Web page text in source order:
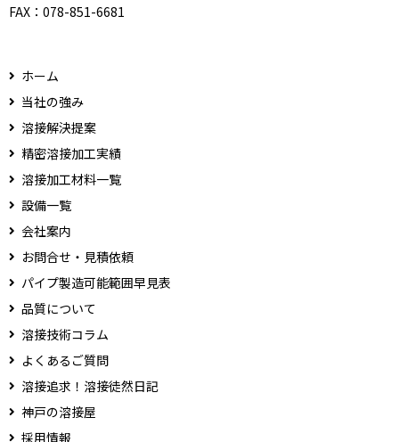
FAX： 078-851-6681
ホーム
当社の強み
溶接解決提案
精密溶接加工実績
溶接加工材料一覧
設備一覧
会社案内
お問合せ・見積依頼
パイプ製造可能範囲早見表
品質について
溶接技術コラム
よくあるご質問
溶接追求！溶接徒然日記
神戸の溶接屋
採用情報